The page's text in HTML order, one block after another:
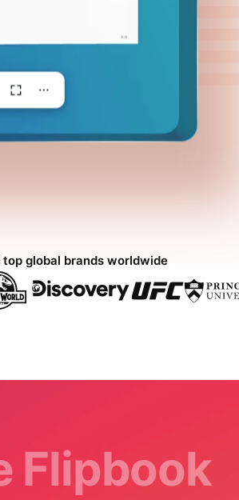
global brands worldwide
Flipbook